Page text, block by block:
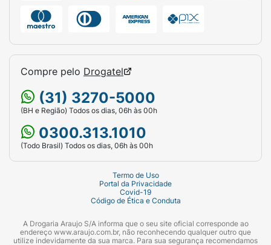
Compre pelo Drogatel
(31) 3270-5000
(BH e Região) Todos os dias, 06h às 00h
0300.313.1010
(Todo Brasil) Todos os dias, 06h às 00h
Termo de Uso
Portal da Privacidade
Covid-19
Código de Ética e Conduta
A Drogaria Araujo S/A informa que o seu site oficial corresponde ao
endereço www.araujo.com.br, não reconhecendo qualquer outro que
utilize indevidamente da sua marca. Para sua segurança recomendamos